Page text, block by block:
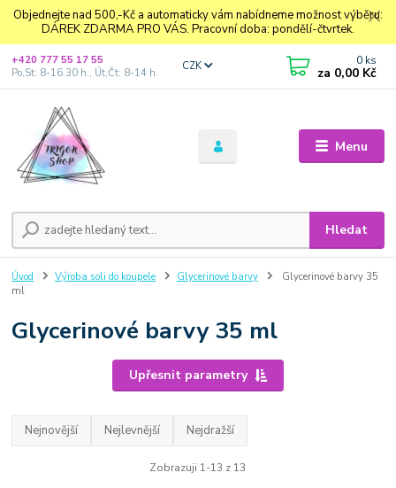
Objednejte nad 500,-Kč a automaticky vám nabídneme možnost výběru:
DÁREK ZDARMA PRO VÁS. Pracovní doba: pondělí-čtvrtek.
Menu
CZK
Hledat
+420 777 55 17 55
Po,St: 8-16.30 h., Út,Čt: 8-14 h.
0 ks
za 0,00 Kč
Úvod Výroba soli do koupele Glycerinové barvy
Glycerinové barvy 35
ml
Glycerinové barvy 35 ml
Upřesnit parametry
Nejnovější Nejlevnější Nejdražší
Zobrazuji 1-13 z 13